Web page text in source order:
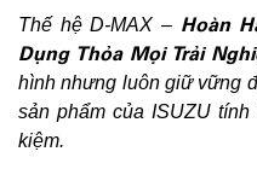
Thế hệ D-MAX – Hoàn
Dụng Thỏa Mọi Trải
hình nhưng luôn giữ vững
sản phẩm của ISUZU
kiệm.